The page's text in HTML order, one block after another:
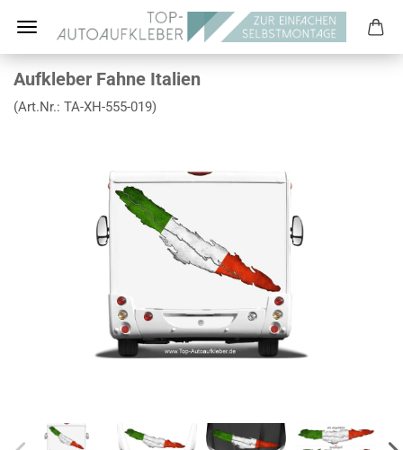
Aufkleber Fahne Italien
(Art.Nr.: TA-XH-555-019)